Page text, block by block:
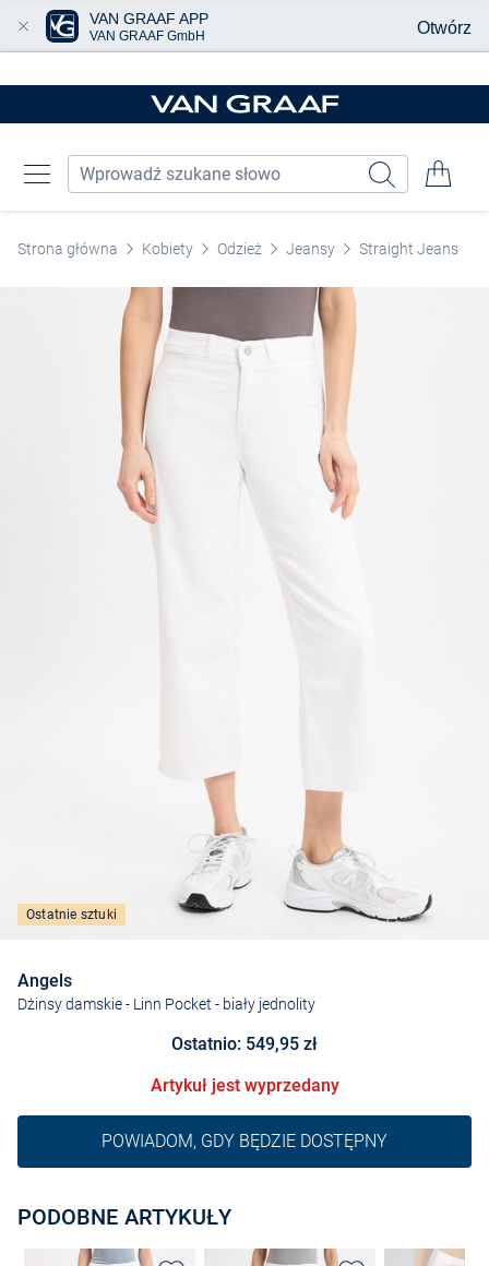
Strona główna Kobiety Odzież Jeansy Straight Jeans
Ostatnie sztuki
Angels
Dżinsy damskie - Linn Pocket - biały jednolity
Ostatnio: 549,95 zł
Artykuł jest wyprzedany
POWIADOM, GDY BĘDZIE DOSTĘPNY
PODOBNE ARTYKUŁY
VAN GRAAF APP
VAN GRAAF GmbH Otwórz